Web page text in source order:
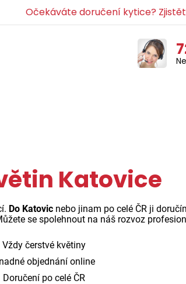
Očekáváte doručení kytice?
Katovice
Do Katovicnebo jinam po celé ČR ji
se spolehnout na náš rozvoz
Vždy čerstvé květiny
objednání online
Doručení po celé ČR